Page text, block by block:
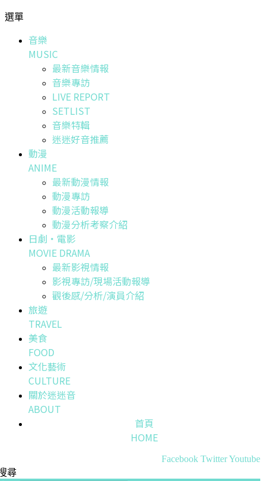
選單
音樂
MUSIC
最新音樂情報
音樂專訪
LIVE REPORT
SETLIST
音樂特輯
迷迷好音推薦
動漫
ANIME
最新動漫情報
動漫專訪
動漫活動報導
動漫分析考察介紹
日劇・電影
MOVIE DRAMA
最新影視情報
影視專訪/現場活動報導
觀後感/分析/演員介紹
旅遊
TRAVEL
美食
FOOD
文化藝術
CULTURE
關於迷迷音
ABOUT
首頁
HOME
Facebook TwitterYoutube
尋